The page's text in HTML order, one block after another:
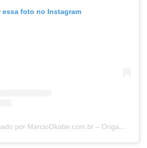
essa foto no Instagram
Um post compartilhado por MarcioOkabe.com.br – Origamista e Mentor (@marciookabe)